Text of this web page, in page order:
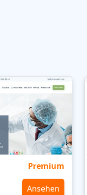
Premium
Ansehen